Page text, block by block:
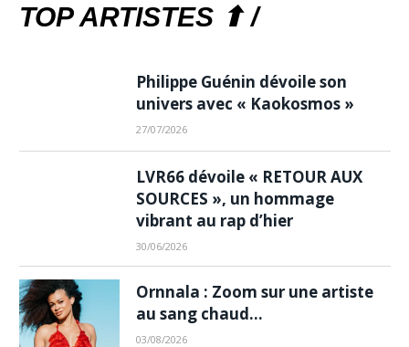
TOP ARTISTES ⬆ /
Philippe Guénin dévoile son
univers avec « Kaokosmos »
27/07/2026
LVR66 dévoile « RETOUR AUX
SOURCES », un hommage
vibrant au rap d’hier
30/06/2026
Ornnala : Zoom sur une artiste
au sang chaud…
03/08/2026